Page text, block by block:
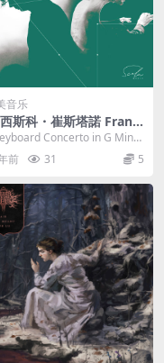
音乐
斯科・崔斯塔諾 Franc
Tristano Schlimé - Bac
2023 [24bit/48kHz]
Flac 482MB]
Concerto in G Mino
10...
前 31 5